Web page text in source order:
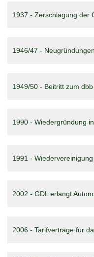
1937 - Zerschlagung der
1946/47 -
1949/50 - Beitritt zum dbb
1990 - Wiedergründung
1991 -
2002 - GDL erlangt
2006 - Tarifverträge für